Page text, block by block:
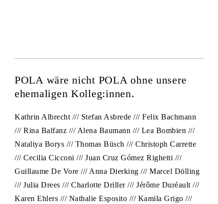
POLA wäre nicht POLA ohne unsere
ehemaligen Kolleg:innen.
Kathrin Albrecht /// Stefan Asbrede /// Felix Bachmann
/// Rina Balfanz /// Alena Baumann /// Lea Bombien ///
Nataliya Borys /// Thomas Büsch /// Christoph Carrette
/// Cecilia Cicconi /// Juan Cruz Gómez Righetti ///
Guillaume De Vore /// Anna Dierking /// Marcel Dölling
/// Julia Drees /// Charlotte Driller /// Jérôme Duréault ///
Karen Ehlers /// Nathalie Esposito /// Kamila Grigo ///